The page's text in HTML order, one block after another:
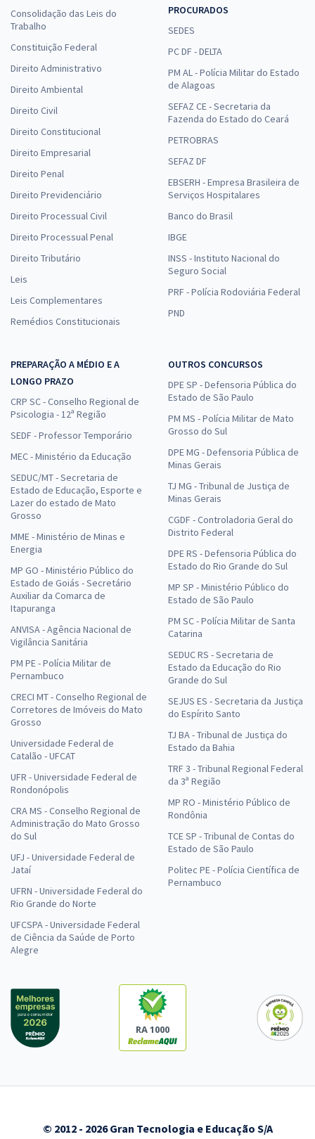
Consolidação das Leis do
Trabalho
Constituição Federal
Direito Administrativo
Direito Ambiental
Direito Civil
Direito Constitucional
Direito Empresarial
Direito Penal
Direito Previdenciário
Direito Processual Civil
Direito Processual Penal
Direito Tributário
Leis
Leis Complementares
Remédios Constitucionais
PROCURADOS
SEDES
PC DF - DELTA
PM AL - Polícia Militar do Estado
de Alagoas
SEFAZ CE - Secretaria da
Fazenda do Estado do Ceará
PETROBRAS
SEFAZ DF
EBSERH - Empresa Brasileira de
Serviços Hospitalares
Banco do Brasil
IBGE
INSS - Instituto Nacional do
Seguro Social
PRF - Polícia Rodoviária Federal
PND
PREPARAÇÃO A MÉDIO E A
LONGO PRAZO
CRP SC - Conselho Regional de
Psicologia - 12ª Região
SEDF - Professor Temporário
MEC - Ministério da Educação
SEDUC/MT - Secretaria de
Estado de Educação, Esporte e
Lazer do estado de Mato
Grosso
MME - Ministério de Minas e
Energia
MP GO - Ministério Público do
Estado de Goiás - Secretário
Auxiliar da Comarca de
Itapuranga
ANVISA - Agência Nacional de
Vigilância Sanitária
PM PE - Polícia Militar de
Pernambuco
CRECI MT - Conselho Regional de
Corretores de Imóveis do Mato
Grosso
Universidade Federal de
Catalão - UFCAT
UFR - Universidade Federal de
Rondonópolis
CRA MS - Conselho Regional de
Administração do Mato Grosso
do Sul
UFJ - Universidade Federal de
Jataí
UFRN - Universidade Federal do
Rio Grande do Norte
UFCSPA - Universidade Federal
de Ciência da Saúde de Porto
Alegre
OUTROS CONCURSOS
DPE SP - Defensoria Pública do
Estado de São Paulo
PM MS - Polícia Militar de Mato
Grosso do Sul
DPE MG - Defensoria Pública de
Minas Gerais
TJ MG - Tribunal de Justiça de
Minas Gerais
CGDF - Controladoria Geral do
Distrito Federal
DPE RS - Defensoria Pública do
Estado do Rio Grande do Sul
MP SP - Ministério Público do
Estado de São Paulo
PM SC - Polícia Militar de Santa
Catarina
SEDUC RS - Secretaria de
Estado da Educação do Rio
Grande do Sul
SEJUS ES - Secretaria da Justiça
do Espírito Santo
TJ BA - Tribunal de Justiça do
Estado da Bahia
TRF 3 - Tribunal Regional Federal
da 3ª Região
MP RO - Ministério Público de
Rondônia
TCE SP - Tribunal de Contas do
Estado de São Paulo
Politec PE - Polícia Científica de
Pernambuco
RA 1000
© 2012 - 2026 Gran Tecnologia e Educação S/A